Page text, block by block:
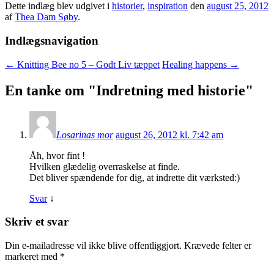
Dette indlæg blev udgivet i historier, inspiration den august 25, 2012
afThea Dam Søby.
Indlægsnavigation
← Knitting Bee no 5 – Godt Liv tæppet Healing happens →
En tanke om "Indretning med historie"
Losarinas mor august 26, 2012 kl. 7:42 am
Åh, hvor fint !
Hvilken glædelig overraskelse at finde.
Det bliver spændende for dig, at indrette dit værksted:)
Svar ↓
Skriv et svar
Din e-mailadresse vil ikke blive offentliggjort. Krævede felter er
markeret med *